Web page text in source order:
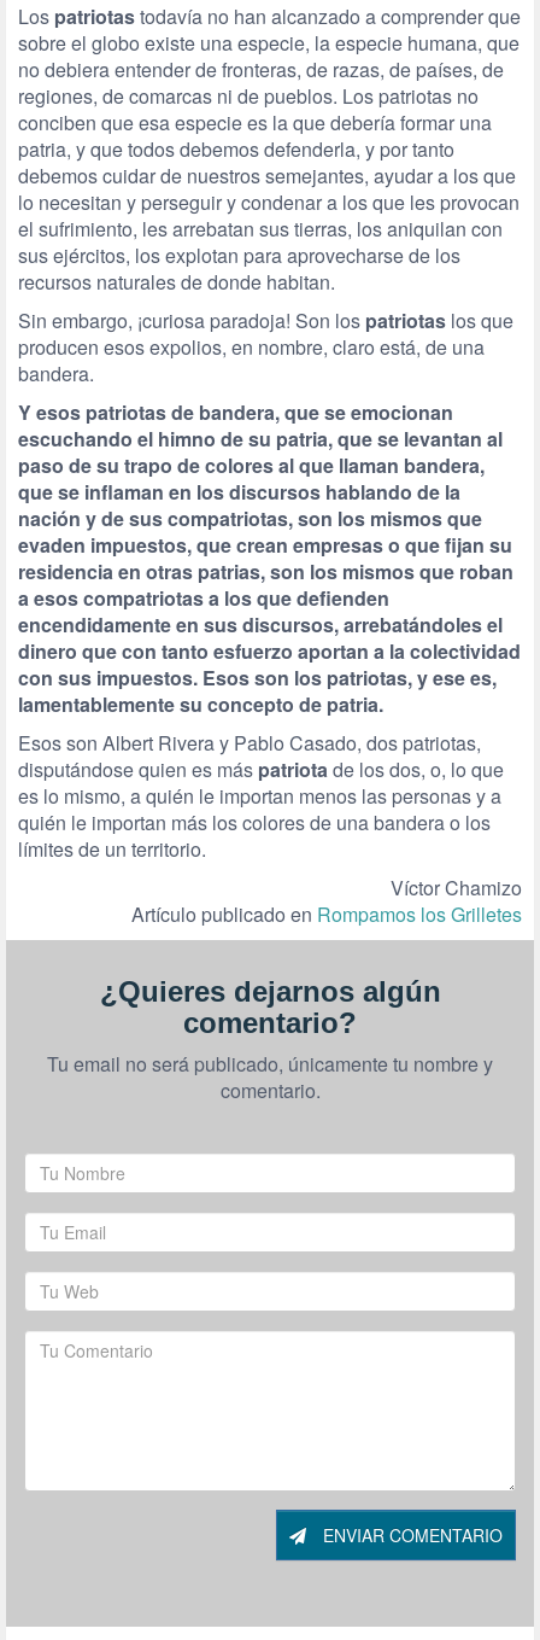
Los patriotastodavía no han alcanzado a comprender que
sobre el globo existe una especie, la especie humana, que
no debiera entender de fronteras, de razas, de países, de
regiones, de comarcas ni de pueblos. Los patriotas no
conciben que esa especie es la que debería formar una
patria, y que todos debemos defenderla, y por tanto
debemos cuidar de nuestros semejantes, ayudar a los que
lo necesitan y perseguir y condenar a los que les provocan
el sufrimiento, les arrebatan sus tierras, los aniquilan con
sus ejércitos, los explotan para aprovecharse de los
recursos naturales de donde habitan.
Sin embargo, ¡curiosa paradoja! Son los patriotas los que
producen esos expolios, en nombre, claro está, de una
bandera.
Y esos patriotas de bandera, que se emocionan
escuchando el himno de su patria, que se levantan al
paso de su trapo de colores al que llaman bandera,
que se inflaman en los discursos hablando de la
nación y de sus compatriotas, son los mismos que
evaden impuestos, que crean empresas o que fijan su
residencia en otras patrias, son los mismos que roban
a esos compatriotas a los que defienden
encendidamente en sus discursos, arrebatándoles el
dinero que con tanto esfuerzo aportan a la colectividad
con sus impuestos. Esos son los patriotas, y ese es,
lamentablemente su concepto de patria.
Esos son Albert Rivera y Pablo Casado, dos patriotas,
disputándose quien es más patriotade los dos, o, lo que
es lo mismo, a quién le importan menos las personas y a
quién le importan más los colores de una bandera o los
límites de un territorio.
Víctor Chamizo
Artículo publicado en Rompamos los Grilletes
¿Quieres dejarnos algún
comentario?
Tu email no será publicado, únicamente tu nombre y
comentario.
ENVIAR COMENTARIO